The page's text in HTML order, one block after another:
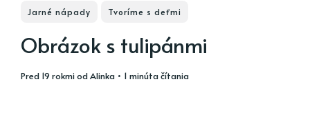
Jarné nápady Tvoríme s deťmi
Obrázok s tulipánmi
pred 19 rokmiodAlinka • 1 minúta čítania